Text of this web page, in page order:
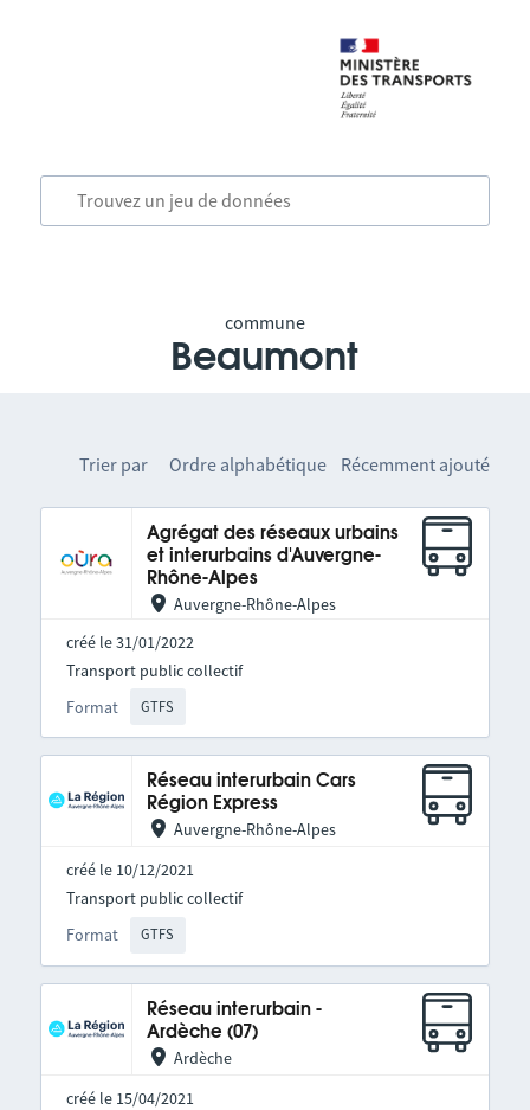
commune
Beaumont
Trier par Ordre alphabétique Récemment ajouté
Agrégat des réseaux urbains
et interurbains d'Auvergne-
Rhône-Alpes
Auvergne-Rhône-Alpes
créé le 31/01/2022
Format GTFS
Transport public collectif
Réseau interurbain Cars
Région Express
Auvergne-Rhône-Alpes
créé le 10/12/2021
Format GTFS
Transport public collectif
Réseau interurbain -
Ardèche (07)
Ardèche
créé le 15/04/2021